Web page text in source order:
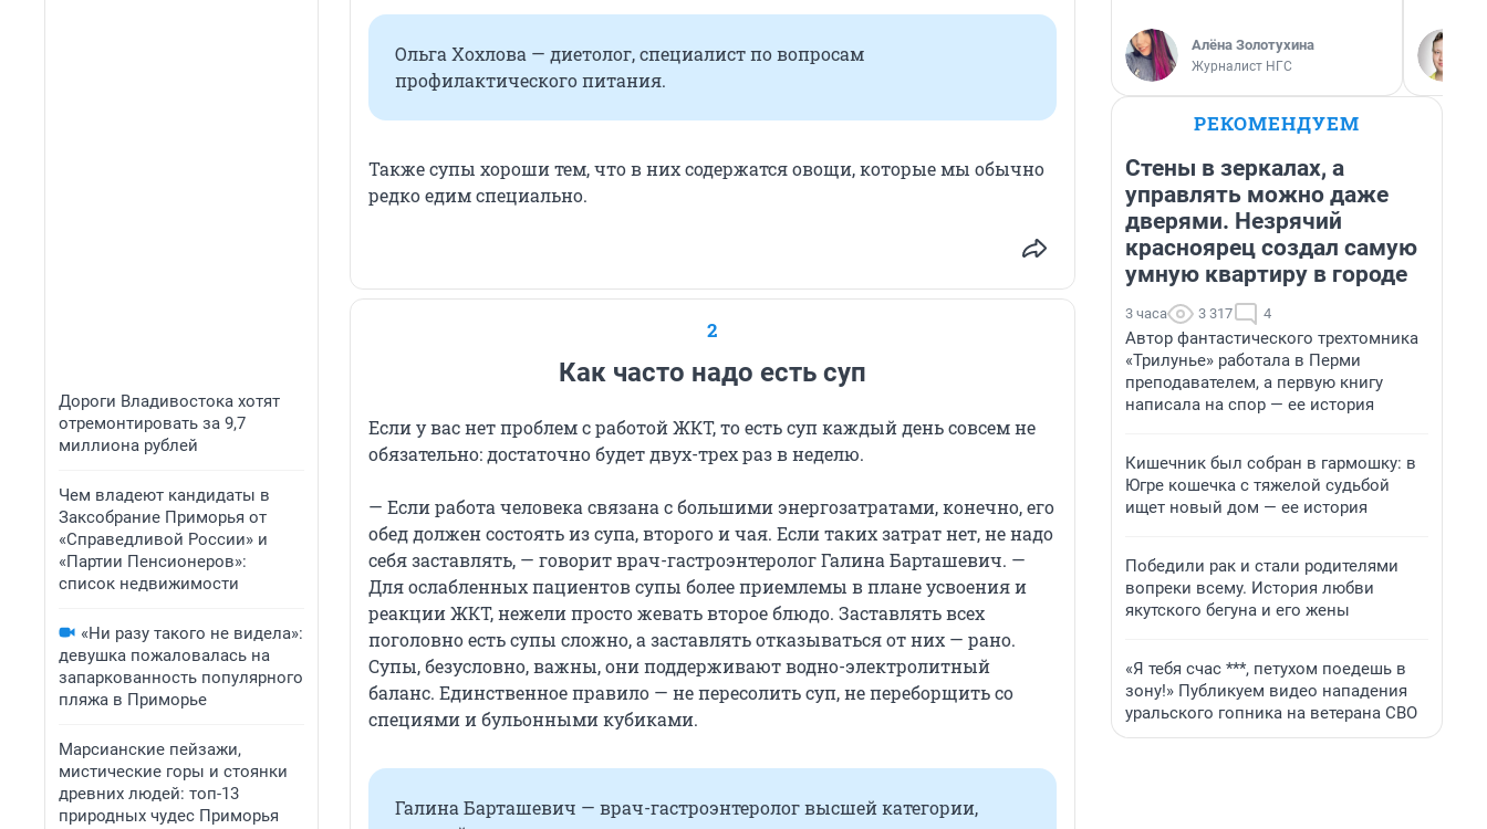
Дороги Владивостока хотят
отремонтировать за 9,7
миллиона рублей
Чем владеют кандидаты в
Заксобрание Приморья от
«Справедливой России» и
«Партии Пенсионеров»:
список недвижимости
«Ни разу такого не видела»:
девушка пожаловалась на
запаркованность популярного
пляжа в Приморье
Марсианские пейзажи,
мистические горы и стоянки
древних людей: топ-13
природных чудес Приморья
Ольга Хохлова — диетолог, специалист по вопросам
профилактического питания.
Также супы хороши тем, что в них содержатся овощи, которые мы обычно
редко едим специально.
2
Как часто надо есть суп
Если у вас нет проблем с работой ЖКТ, то есть суп каждый день совсем не
обязательно: достаточно будет двух-трех раз в неделю.
— Если работа человека связана с большими энергозатратами, конечно, его
обед должен состоять из супа, второго и чая. Если таких затрат нет, не надо
себя заставлять, — говорит врач-гастроэнтеролог Галина Барташевич. —
Для ослабленных пациентов супы более приемлемы в плане усвоения и
реакции ЖКТ, нежели просто жевать второе блюдо. Заставлять всех
поголовно есть супы сложно, а заставлять отказываться от них — рано.
Супы, безусловно, важны, они поддерживают водно-электролитный
баланс. Единственное правило — не пересолить суп, не переборщить со
специями и бульонными кубиками.
Галина Барташевич — врач-гастроэнтеролог высшей категории,
Алёна Золотухина
Журналист НГС
РЕКОМЕНДУЕМ
Стены в зеркалах, а
управлять можно даже
дверями. Незрячий
красноярец создал самую
умную квартиру в городе
3 часа 3 317 4
Автор фантастического трехтомника
«Трилунье» работала в Перми
преподавателем, а первую книгу
написала на спор — ее история
Кишечник был собран в гармошку: в
Югре кошечка с тяжелой судьбой
ищет новый дом — ее история
Победили рак и стали родителями
вопреки всему. История любви
якутского бегуна и его жены
«Я тебя счас ***, петухом поедешь в
зону!» Публикуем видео нападения
уральского гопника на ветерана СВО